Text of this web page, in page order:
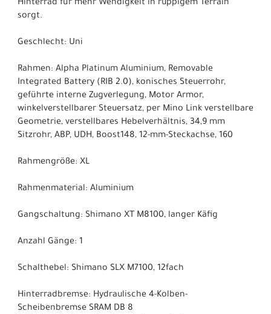
Hinterrad für mehr Wendigkeit in ruppigem Terrain
sorgt.
Geschlecht: Uni
Rahmen: Alpha Platinum Aluminium, Removable
Integrated Battery (RIB 2.0), konisches Steuerrohr,
geführte interne Zugverlegung, Motor Armor,
winkelverstellbarer Steuersatz, per Mino Link verstellbare
Geometrie, verstellbares Hebelverhältnis, 34,9 mm
Sitzrohr, ABP, UDH, Boost148, 12-mm-Steckachse, 160
Rahmengröße: XL
Rahmenmaterial: Aluminium
Gangschaltung: Shimano XT M8100, langer Käfig
Anzahl Gänge: 1
Schalthebel: Shimano SLX M7100, 12fach
Hinterradbremse: Hydraulische 4-Kolben-
Scheibenbremse SRAM DB 8